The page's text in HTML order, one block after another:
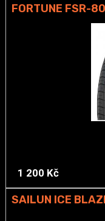
FORTUNE FSR-
1 200 Kč
SAILUN ICE